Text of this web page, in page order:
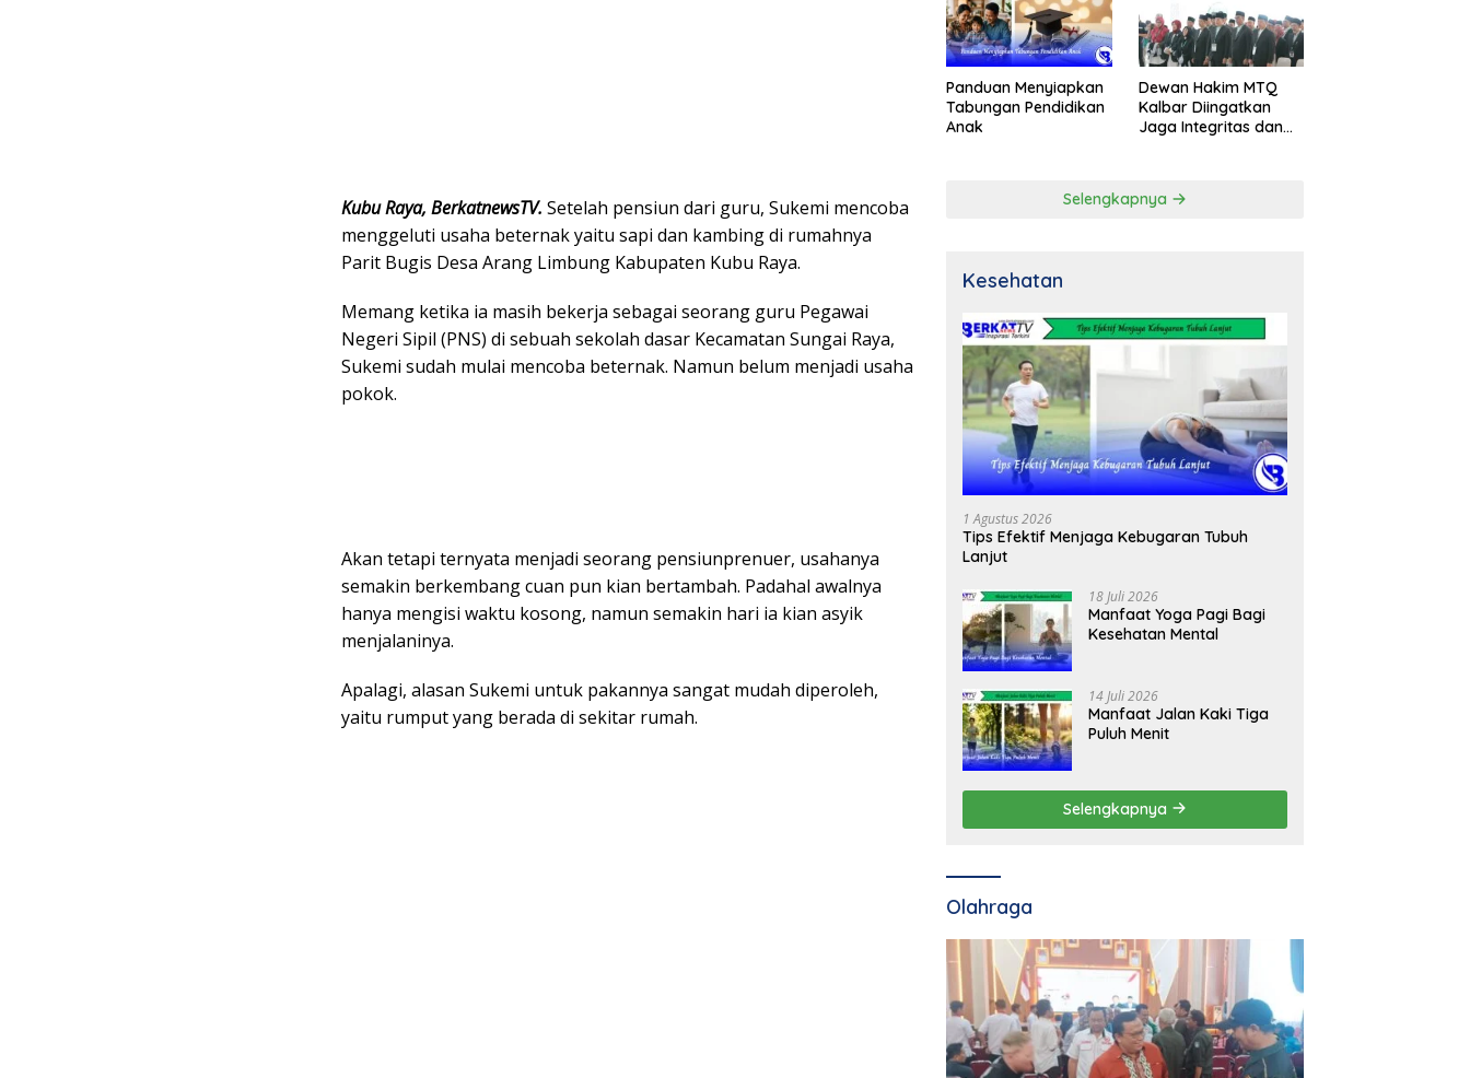
Kubu Raya, BerkatnewsTV. Setelah pensiun dari guru, Sukemi mencoba
menggeluti usaha beternak yaitu sapi dan kambing di rumahnya
Parit Bugis Desa Arang Limbung Kabupaten Kubu Raya.
Memang ketika ia masih bekerja sebagai seorang guru Pegawai
Negeri Sipil (PNS) di sebuah sekolah dasar Kecamatan Sungai Raya,
Sukemi sudah mulai mencoba beternak. Namun belum menjadi usaha
pokok.
Akan tetapi ternyata menjadi seorang pensiunprenuer, usahanya
semakin berkembang cuan pun kian bertambah. Padahal awalnya
hanya mengisi waktu kosong, namun semakin hari ia kian asyik
menjalaninya.
Apalagi, alasan Sukemi untuk pakannya sangat mudah diperoleh,
yaitu rumput yang berada di sekitar rumah.
Panduan Menyiapkan
Tabungan Pendidikan
Anak
Dewan Hakim MTQ
Kalbar Diingatkan
Jaga Integritas dan
Selengkapnya
Kesehatan
1 Agustus 2026
Tips Efektif Menjaga Kebugaran Tubuh
Lanjut
18 Juli 2026
Manfaat Yoga Pagi Bagi
Kesehatan Mental
14 Juli 2026
Manfaat Jalan Kaki Tiga
Puluh Menit
Selengkapnya
Olahraga